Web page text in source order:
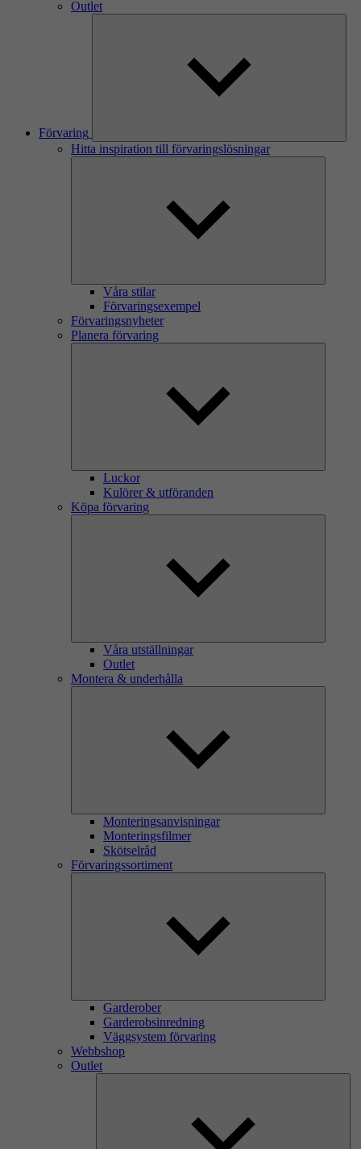
Outlet
Förvaring
Hitta inspiration till förvaringslösningar
Våra stilar
Förvaringsexempel
Förvaringsnyheter
Planera förvaring
Luckor
Kulörer & utföranden
Köpa förvaring
Våra utställningar
Outlet
Montera & underhålla
Monteringsanvisningar
Monteringsfilmer
Skötselråd
Förvaringssortiment
Garderober
Garderobsinredning
Väggsystem förvaring
Webbshop
Outlet